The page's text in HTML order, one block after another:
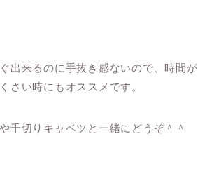
出来るのに手抜き感ないので、時間が
さい時にもオススメです。
千切りキャベツと一緒にどうぞ＾＾